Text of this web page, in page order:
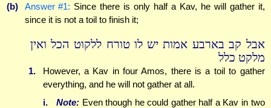
(b) Answer #1: Since there is only half a Kav, he will gather it,
since it is not a toil to finish it;
אבל קב בארבע אמות יש לו טורח ללקוט הכל ואין
מלקט כלל
1.
However, a Kav in four Amos, there is a toil to gather
everything, and he will not gather at all.
i.
Note: Even though he could gather half a Kav in two